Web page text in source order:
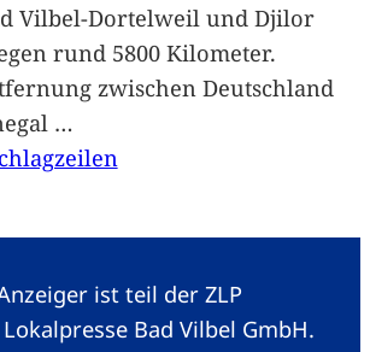
Vilbel-Dortelweil und Djilor
rund 5800 Kilometer.
zwischen Deutschland
…
ist teil der ZLP
Bad Vilbel GmbH.